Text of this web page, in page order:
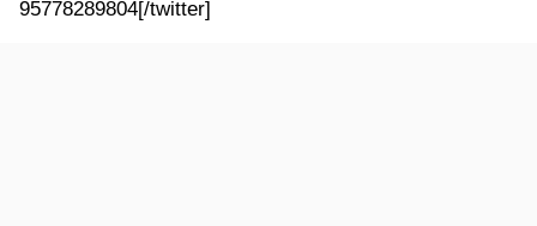
95778289804[/twitter]